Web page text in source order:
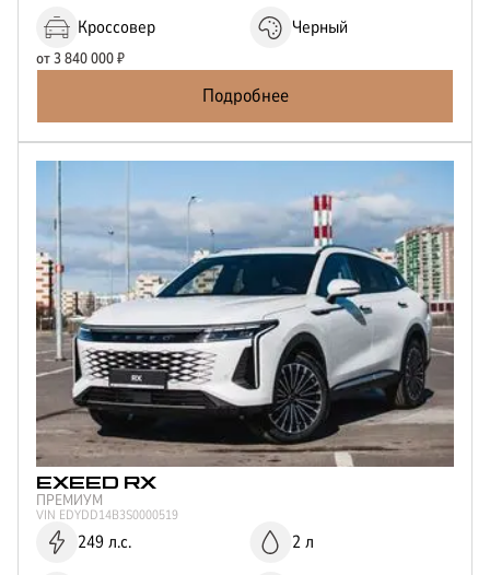
Кроссовер Черный
от3 840 000₽
Подробнее
EXEED RX
ПРЕМИУМ
VIN EDYDD14B3S0000519
249 л.с. 2 л